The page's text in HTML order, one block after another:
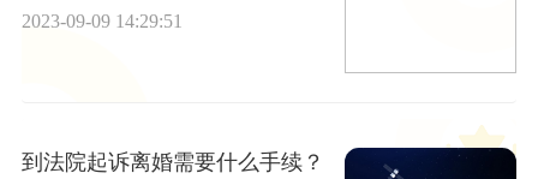
2023-09-09 14:29:51
到法院起诉离婚需要什么手续？